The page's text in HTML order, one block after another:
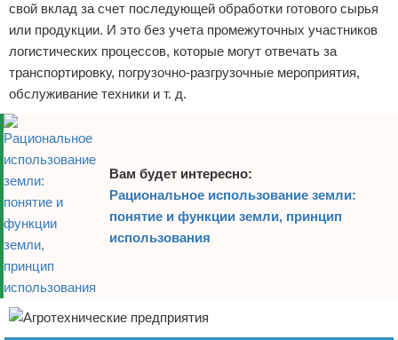
свой вклад за счет последующей обработки готового сырья
или продукции. И это без учета промежуточных участников
логистических процессов, которые могут отвечать за
транспортировку, погрузочно-разгрузочные мероприятия,
обслуживание техники и т. д.
Вам будет интересно:
Рациональное использование земли:
понятие и функции земли, принцип
использования